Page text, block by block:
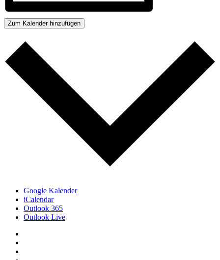
Zum Kalender hinzufügen
Google Kalender
iCalendar
Outlook 365
Outlook Live